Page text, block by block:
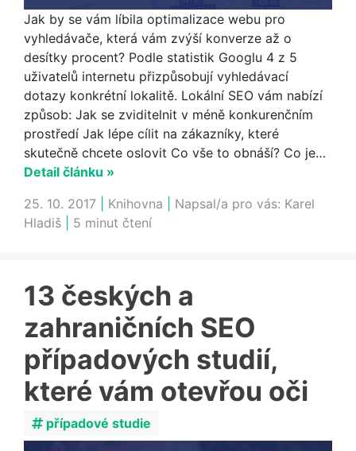
Jak by se vám líbila optimalizace webu pro
vyhledávače, která vám zvýší konverze až o
desítky procent? Podle statistik Googlu 4 z 5
uživatelů internetu přizpůsobují vyhledávací
dotazy konkrétní lokalitě. Lokální SEO vám nabízí
způsob: Jak se zviditelnit v méně konkurenčním
prostředí Jak lépe cílit na zákazníky, které
skutečně chcete oslovit Co vše to obnáší? Co je…
Detail článku »
25. 10. 2017
Knihovna Napsal/a pro vás: Karel
Hladiš
5 minut čtení
13 českých a
zahraničních SEO
případových studií,
které vám otevřou oči
případové studie